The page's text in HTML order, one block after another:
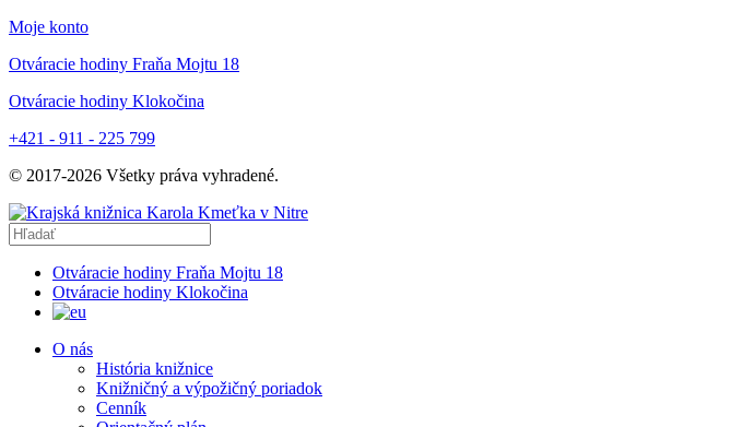
Moje konto
Otváracie hodiny Fraňa Mojtu 18
Otváracie hodiny Klokočina
+421 - 911 - 225 799
© 2017-2026 Všetky práva vyhradené.
Otváracie hodiny Fraňa Mojtu 18
Otváracie hodiny Klokočina
O nás
História knižnice
Knižničný a výpožičný poriadok
Cenník